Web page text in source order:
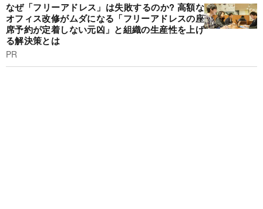
なぜ「フリーアドレス」は失敗するのか? 高額な
オフィス改修がムダになる「フリーアドレスの座
席予約が定着しない元凶」と組織の生産性を上げ
る解決策とは
PR